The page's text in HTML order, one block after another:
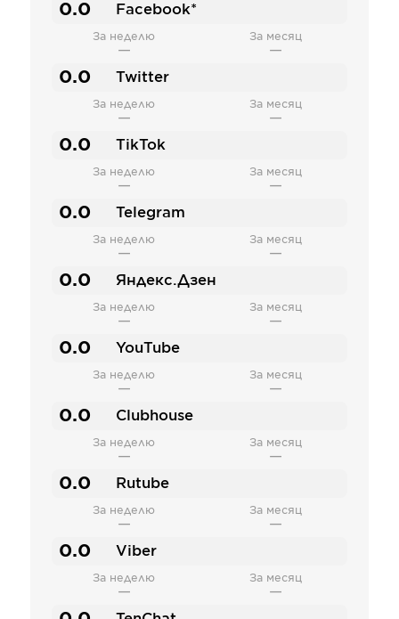
0.0 Facebook*
За неделю
—
За месяц
—
0.0 Twitter
За неделю
—
За месяц
—
0.0 TikTok
За неделю
—
За месяц
—
0.0 Telegram
За неделю
—
За месяц
—
0.0 Яндекс.Дзен
За неделю
—
За месяц
—
0.0 YouTube
За неделю
—
За месяц
—
0.0 Clubhouse
За неделю
—
За месяц
—
0.0 Rutube
За неделю
—
За месяц
—
0.0 Viber
За неделю
—
За месяц
—